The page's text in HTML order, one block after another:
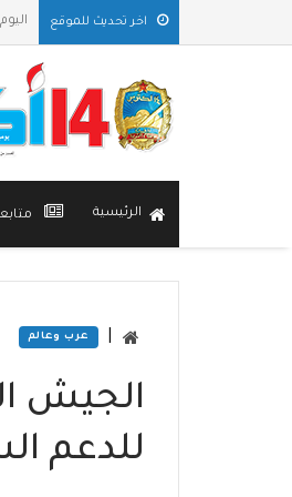
اخر تحديث للموقع اليوم -
الرئيسية
عرب وعالم
الجيش
للدعم